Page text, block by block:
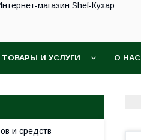
магазин Shef-Кухар
ТОВАРЫ И УСЛУГИ О НАС
и средств